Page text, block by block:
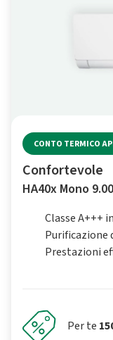
CONTO TERMICO
Confortevole
HA40x Mono
Classe A+++
Purificazione
Prestazioni
Per te